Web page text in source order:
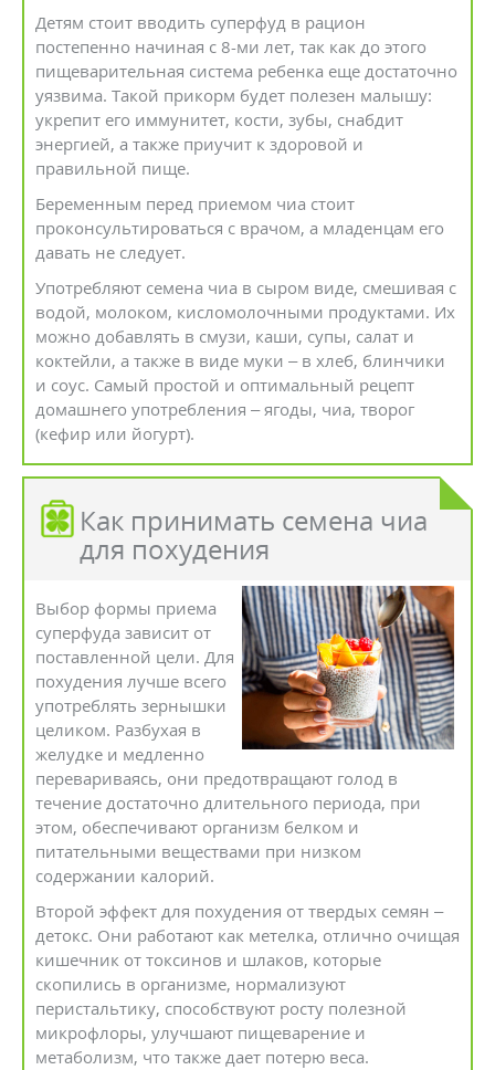
Детям стоит вводить суперфуд в рацион
постепенно начиная с 8-ми лет, так как до этого
пищеварительная система ребенка еще достаточно
уязвима. Такой прикорм будет полезен малышу:
укрепит его иммунитет, кости, зубы, снабдит
энергией, а также приучит к здоровой и
правильной пище.
Беременным перед приемом чиа стоит
проконсультироваться с врачом, а младенцам его
давать не следует.
Употребляют семена чиа в сыром виде, смешивая с
водой, молоком, кисломолочными продуктами. Их
можно добавлять в смузи, каши, супы, салат и
коктейли, а также в виде муки – в хлеб, блинчики
и соус. Самый простой и оптимальный рецепт
домашнего употребления – ягоды, чиа, творог
(кефир или йогурт).
Как принимать семена чиа
для похудения
Выбор формы приема
суперфуда зависит от
поставленной цели. Для
похудения лучше всего
употреблять зернышки
целиком. Разбухая в
желудке и медленно
перевариваясь, они предотвращают голод в
течение достаточно длительного периода, при
этом, обеспечивают организм белком и
питательными веществами при низком
содержании калорий.
Второй эффект для похудения от твердых семян –
детокс. Они работают как метелка, отлично очищая
кишечник от токсинов и шлаков, которые
скопились в организме, нормализуют
перистальтику, способствуют росту полезной
микрофлоры, улучшают пищеварение и
метаболизм, что также дает потерю веса.